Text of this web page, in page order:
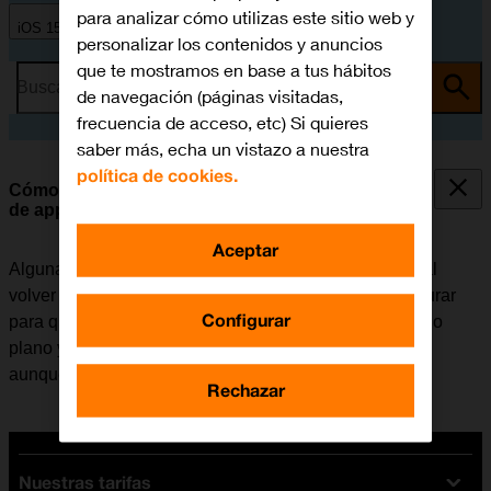
iOS 15.0
Busca por problema o tema
Cómo seleccionar los ajustes de la actualización
de apps en segundo plano
Algunas apps siguen funcionando en segundo plano al
volver a la pantalla de inicio. El móvil se puede configurar
para que actualice el contenido de las apps en segundo
plano y así se puede seguir recibiendo notificaciones
aunque una app no esté activa.
Nuestras tarifas
para analizar cómo utilizas este sitio web y
personalizar los contenidos y anuncios
que te mostramos en base a tus hábitos
de navegación (páginas visitadas,
frecuencia de acceso, etc) Si quieres
saber más, echa un vistazo a nuestra
política de cookies.
Configurar
Rechazar
Aceptar